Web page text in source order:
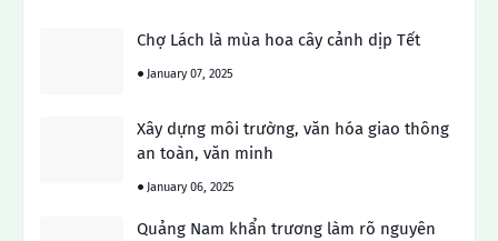
Chợ Lách là mùa hoa cây cảnh dịp Tết
January 07, 2025
Xây dựng môi trường, văn hóa giao thông
an toàn, văn minh
January 06, 2025
Quảng Nam khẩn trương làm rõ nguyên